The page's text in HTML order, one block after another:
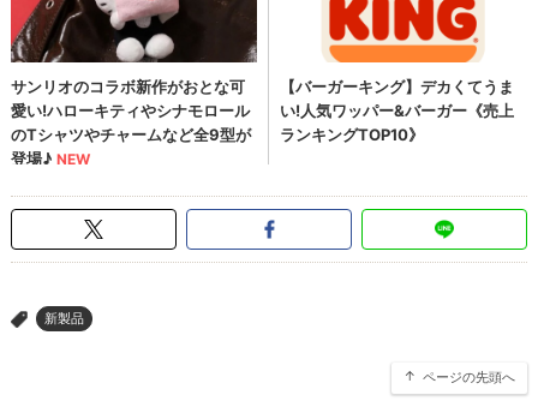
> 新製品
ページの先頭へ